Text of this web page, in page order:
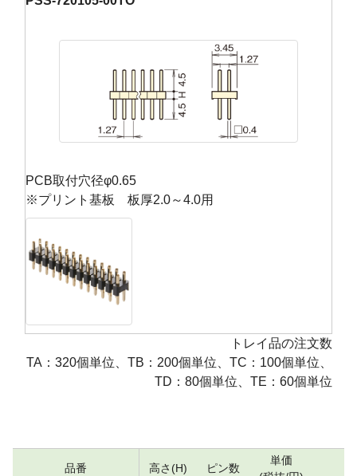
PCB取付穴径φ0.65
※プリント基板 板厚2.0～4.0用
トレイ品の注文数
TA：320個単位、TB：200個単位、TC：100個単位、
TD：80個単位、TE：60個単位
品番 高さ(H) ピン数
単価